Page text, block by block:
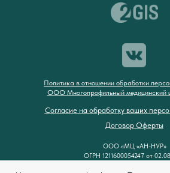
Политика в отношении обработки
ООО Многопрофильный медицинский
Согласие на обработку ваших
Договор Оферты
ООО «МЦ «АН-НУР»
ОГРН 1211600054247 от